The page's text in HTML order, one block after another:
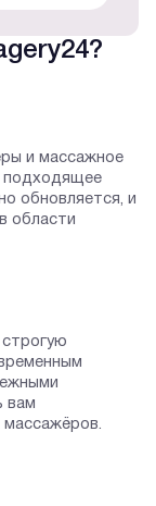
и массажное
подходящее
обновляется, и
области
вам